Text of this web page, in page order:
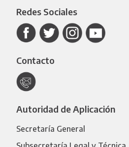
Redes Sociales
Contacto
Autoridad de Aplicación
Secretaría General